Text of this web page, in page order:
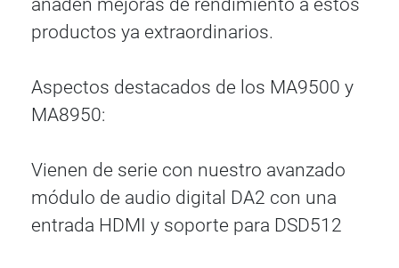
productos ya extraordinarios.
Aspectos destacados de los MA9500 y
MA8950:
Vienen de serie con nuestro avanzado
módulo de audio digital DA2 con una
entrada HDMI y soporte para DSD512